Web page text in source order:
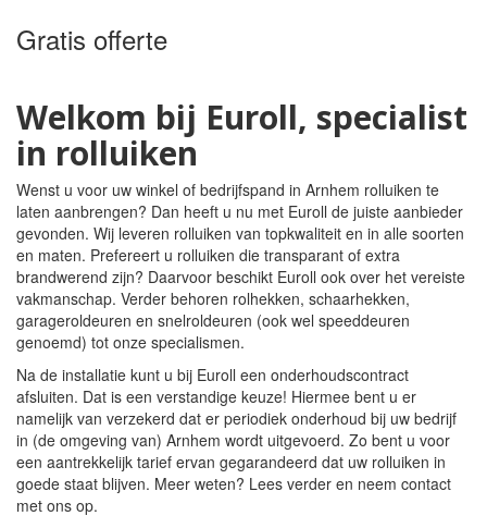
Gratis offerte
Welkom bij Euroll, specialist
in rolluiken
Wenst u voor uw winkel of bedrijfspand in Arnhem rolluiken te
laten aanbrengen? Dan heeft u nu met Euroll de juiste aanbieder
gevonden. Wij leveren rolluiken van topkwaliteit en in alle soorten
en maten. Prefereert u rolluiken die transparant of extra
brandwerend zijn? Daarvoor beschikt Euroll ook over het vereiste
vakmanschap. Verder behoren rolhekken, schaarhekken,
garageroldeuren en snelroldeuren (ook wel speeddeuren
genoemd) tot onze specialismen.
Na de installatie kunt u bij Euroll een onderhoudscontract
afsluiten. Dat is een verstandige keuze! Hiermee bent u er
namelijk van verzekerd dat er periodiek onderhoud bij uw bedrijf
in (de omgeving van) Arnhem wordt uitgevoerd. Zo bent u voor
een aantrekkelijk tarief ervan gegarandeerd dat uw rolluiken in
goede staat blijven. Meer weten? Lees verder en neem contact
met ons op.